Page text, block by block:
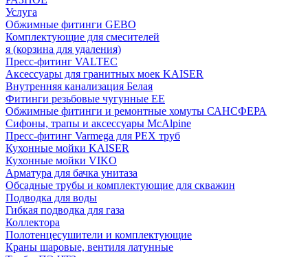
Услуга
Обжимные фитинги GEBO
Комплектующие для смесителей
я (корзина для удаления)
Пресс-фитинг VALTEC
Аксессуары для гранитных моек KAISER
Внутренняя канализация Белая
Фитинги резьбовые чугунные EE
Обжимные фитинги и ремонтные хомуты САНСФЕРА
Сифоны, трапы и аксессуары McAlpine
Пресс-фитинг Varmega для PEX труб
Кухонные мойки KAISER
Кухонные мойки VIKO
Арматура для бачка унитаза
Обсадные трубы и комплектующие для скважин
Подводка для воды
Гибкая подводка для газа
Коллектора
Полотенцесушители и комплектующие
Краны шаровые, вентиля латунные